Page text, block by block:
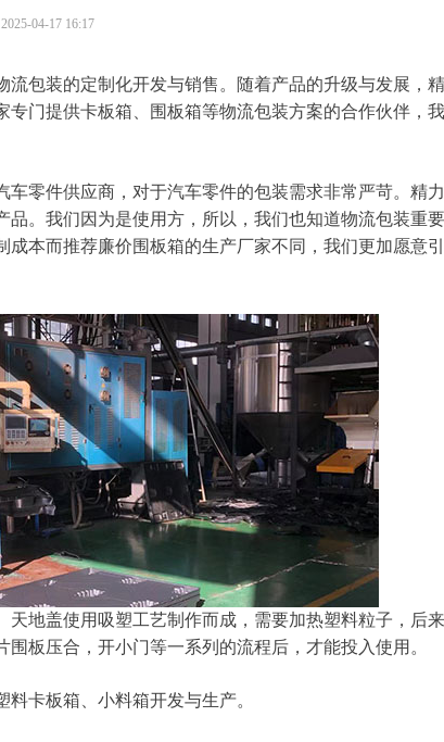
包装的定制化开发与销售。随着产品的升级与发展，
门提供卡板箱、围板箱等物流包装方案的合作伙伴，
零件供应商，对于汽车零件的包装需求非常严苛。精
。我们因为是使用方，所以，我们也知道物流包装重
本而推荐廉价围板箱的生产厂家不同，我们更加愿意
天地盖使用吸塑工艺制作而成，需要加热塑料粒子，后
板压合，开小门等一系列的流程后，才能投入使用。
料卡板箱、小料箱开发与生产。
2025-04-17 16:17